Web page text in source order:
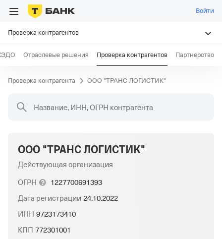
Войти
Проверка контрагентов
Отраслевые решения Проверка контрагентов Партнерство
Проверка контрагента ООО "ТРАНС ЛОГИСТИК"
Название, ИНН, ОГРН контрагента
ООО "ТРАНС ЛОГИСТИК"
Действующая организация
ОГРН
1227700691393
Дата регистрации 24.10.2022
ИНН 9723173410
КПП 772301001